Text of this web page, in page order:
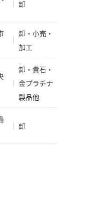
卸
卸・小売・
加工
卸・貴石・
金プラチナ
製品他
卸